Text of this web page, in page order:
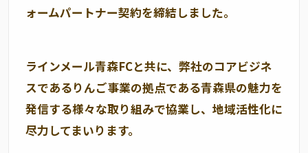
ォームパートナー契約を締結しました。
ラインメール青森FCと共に、弊社のコアビジネ
スであるりんご事業の拠点である青森県の魅力を
発信する様々な取り組みで協業し、地域活性化に
尽力してまいります。